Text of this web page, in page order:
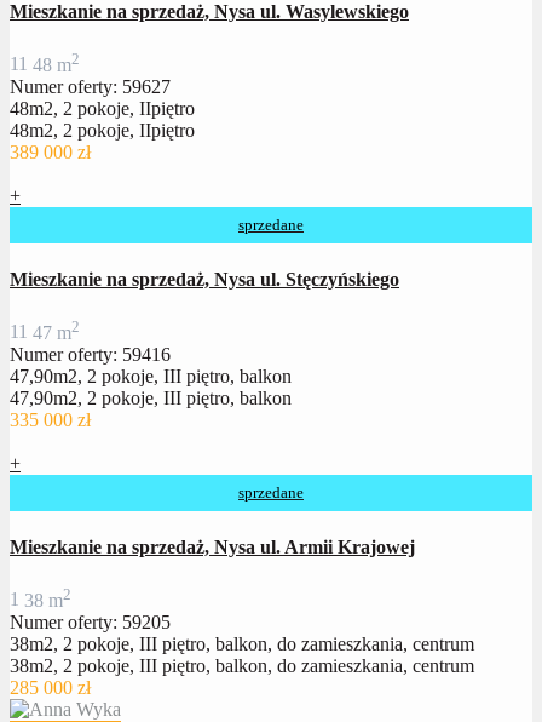
Mieszkanie na sprzedaż, Nysa ul. Wasylewskiego
11 48 m2
Numer oferty: 59627
48m2, 2 pokoje, IIpiętro
48m2, 2 pokoje, IIpiętro
389 000 zł
+
sprzedane
Mieszkanie na sprzedaż, Nysa ul. Stęczyńskiego
11 47 m2
Numer oferty: 59416
47,90m2, 2 pokoje, III piętro, balkon
47,90m2, 2 pokoje, III piętro, balkon
335 000 zł
+
sprzedane
Mieszkanie na sprzedaż, Nysa ul. Armii Krajowej
1 38 m2
Numer oferty: 59205
38m2, 2 pokoje, III piętro, balkon, do zamieszkania, centrum
38m2, 2 pokoje, III piętro, balkon, do zamieszkania, centrum
285 000 zł